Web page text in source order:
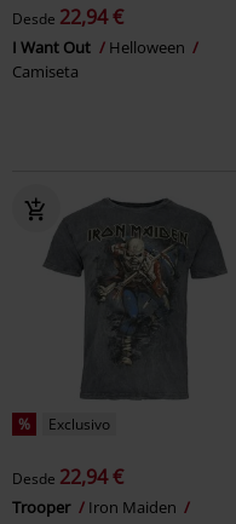
Desde 22,94 €
I Want Out
Helloween
Camiseta
% Exclusivo
Desde 22,94 €
Trooper
Iron Maiden